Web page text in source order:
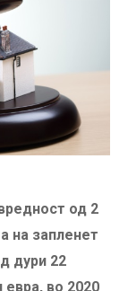
од 2
на запленет
дури 22
во 2020